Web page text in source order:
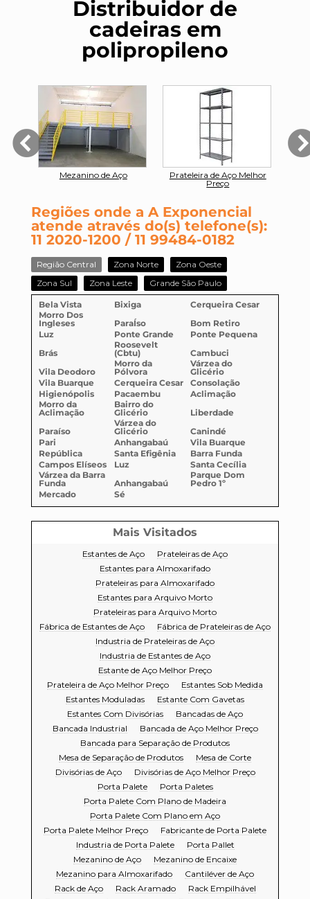
Distribuidor de
cadeiras em
polipropileno
Mezanino de Aço
Prateleira de Aço Melhor
Preço
Regiões onde a A Exponencial
atende através do(s) telefone(s):
11 2020-1200 / 11 99484-0182
Região Central Zona Norte
Zona Oeste
Zona Sul
Zona Leste Grande São Paulo
Bela Vista Bixiga
Cerqueira Cesar
Morro Dos
Ingleses
ParaÍso
Bom Retiro
Luz
Ponte Grande
Ponte Pequena
Brás
Roosevelt
(Cbtu)
Cambuci
Vila Deodoro
Morro da
Pólvora
Várzea do
Glicério
Vila Buarque
Cerqueira Cesar
Consolação
Higienópolis
Pacaembu
Aclimação
Morro da
Aclimação
Bairro do
Glicério
Liberdade
Paraíso
Várzea do
Glicério
Canindé
Pari
Anhangabaú
Vila Buarque
República
Santa Efigênia
Barra Funda
Campos Elíseos
Luz
Santa Cecília
Várzea da Barra
Funda
Anhangabaú
Parque Dom
Pedro 1º
Mercado
Sé
Mais Visitados
Estantes de Aço
Prateleiras de Aço
Estantes para Almoxarifado
Prateleiras para Almoxarifado
Estantes para Arquivo Morto
Prateleiras para Arquivo Morto
Fábrica de Estantes de Aço
Fábrica de Prateleiras de Aço
Industria de Prateleiras de Aço
Industria de Estantes de Aço
Estante de Aço Melhor Preço
Prateleira de Aço Melhor Preço
Estantes Sob Medida
Estantes Moduladas
Estante Com Gavetas
Estantes Com Divisórias
Bancadas de Aço
Bancada Industrial
Bancada de Aço Melhor Preço
Bancada para Separação de Produtos
Mesa de Separação de Produtos
Mesa de Corte
Divisórias de Aço
Divisórias de Aço Melhor Preço
Porta Palete
Porta Paletes
Porta Palete Com Plano de Madeira
Porta Palete Com Plano em Aço
Porta Palete Melhor Preço
Fabricante de Porta Palete
Industria de Porta Palete
Porta Pallet
Mezanino de Aço
Mezanino de Encaixe
Mezanino para Almoxarifado
Cantiléver de Aço
Rack de Aço
Rack Aramado
Rack Empilhável